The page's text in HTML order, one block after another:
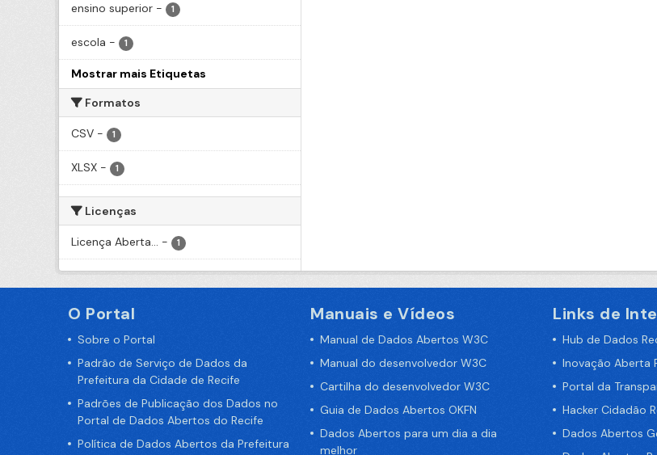
ensino superior - 1
escola - 1
Mostrar mais Etiquetas
Formatos
CSV - 1
XLSX - 1
Licenças
Licença Aberta... - 1
O Portal
Sobre o Portal
Padrão de Serviço de Dados da
Prefeitura da Cidade de Recife
Padrões de Publicação dos Dados no
Portal de Dados Abertos do Recife
Política de Dados Abertos da Prefeitura
Manuais e Vídeos
Manual de Dados Abertos W3C
Manual do desenvolvedor W3C
Cartilha do desenvolvedor W3C
Guia de Dados Abertos OKFN
Dados Abertos para um dia a dia
melhor
Links de
Hub de Dados
Inovação Aberta
Portal da
Hacker Cidadão
Dados Abertos